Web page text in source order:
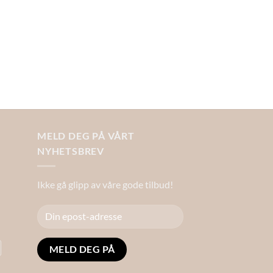
MELD DEG PÅ VÅRT
NYHETSBREV
Ikke gå glipp av våre gode tilbud!